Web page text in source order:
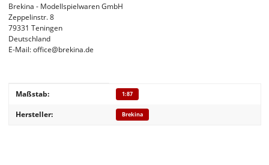
Brekina - Modellspielwaren GmbH
Zeppelinstr. 8
79331 Teningen
Deutschland
E-Mail: office@brekina.de
Produkteigenschaft
Wert
Maßstab: 1:87
Hersteller: Brekina